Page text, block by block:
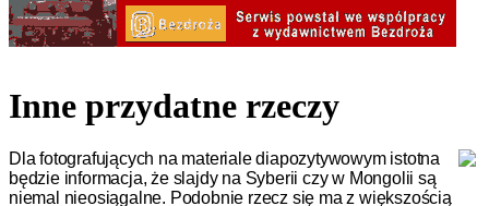
Inne przydatne rzeczy
Dla fo­to­gra­fu­ją­cych na ma­te­ria­le dia­po­zy­ty­wo­wym is­tot­na
będzie in­for­ma­cja, że slaj­dy na Sybe­ri­i czy w Mon­go­li­i są
niemal nie­osią­gal­ne. Po­dob­nie rzecz się ma z więk­szoś­cią